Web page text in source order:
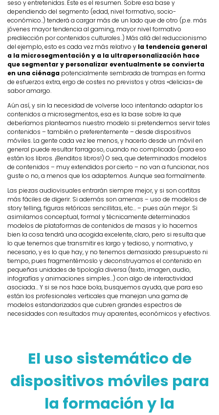
seso y entretenidas. Este es el resumen. Sobre esa base y
dependiendo del segmento (edad, nivel formativo, socio-
económico..) tenderá a cargar más de un lado que de otro (p.e. más
jóvenes mayor tendencia al gaming, mayor nivel formativo
predilección por contenidos culturales..) Más allá del reduccionismo
del ejemplo, esto es cada vez más relativo y la tendencia general
a la microsegmentación y a la ultrapersonalización hace
que segmentar y personalizar eventualmente se convierta
en una ciénaga potencialmente sembrada de trampas en forma
de esfuerzos extra, ergo de costes no previstos y otras «delicias» de
sabor amargo.
Aún así, y sin la necesidad de volverse loco intentando adaptar los
contenidos a microsegmentos, esa es la base sobre la que
deberíamos plantearnos nuestro modelo si pretendemos servir tales
contenidos – también o preferentemente – desde dispositivos
móviles. La gente cada vez lee menos, y hacerlo desde un móvil en
general puede resultar farragoso, cuando no complicado (para eso
están los libros. ¡Benditos libros!) O sea, que determinados modelos
de contenidos – muy extendidos por cierto – no van a funcionar, nos
guste o no, a menos que los adaptemos. Aunque sea formalmente.
Las piezas audiovisuales entrarán siempre mejor, y si son cortitas
más fáciles de digerir. Si además son amenas – uso de modelos de
story telling, figuras retóricas sencillitas, etc… – pues aún mejor. Si
asimilamos conceptual, formal y técnicamente determinados
modelos de plataformas de contenidos de masas y lo hacemos
bien la cosa tendrá una acogida excelente, claro, pero si resulta que
lo que tenemos que transmitir es largo y tedioso, y normativo, y
necesario, y es lo que hay, y no tenemos demasiado presupuesto ni
tiempo, pues fragmentémoslo y deconstruyamos el contenido en
pequeñas unidades de tipología diversa (texto, imagen, audio,
infografías y animaciones simples…) con algo de interactividad
asociada… Y si se nos hace bola, busquemos ayuda, que para eso
están los profesionales verticales que manejan una gama de
modelos estandarizados que cubren grandes espectros de
necesidades con resultados muy aparentes, económicos y efectivos.
El uso sistemático de
dispositivos móviles para
la formación y la